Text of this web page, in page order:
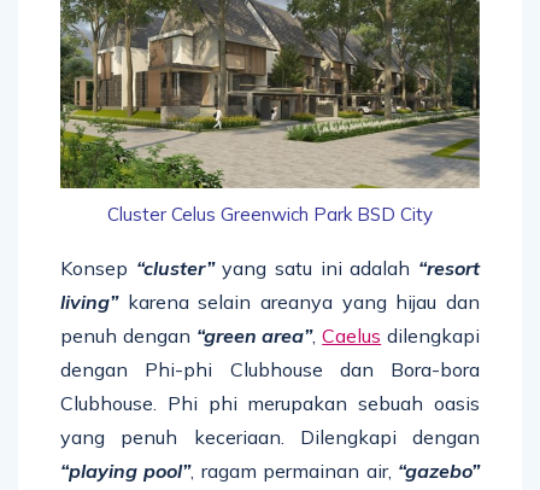
Cluster Celus Greenwich Park BSD City
Konsep “cluster”yang satu ini adalah “resort
living”karena selain areanya yang hijau dan
penuh dengan “green area”,Caelus dilengkapi
dengan Phi-phi Clubhouse dan Bora-bora
Clubhouse. Phi phi merupakan sebuah oasis
yang penuh keceriaan. Dilengkapi dengan
“playing pool”, ragam permainan air, “gazebo”